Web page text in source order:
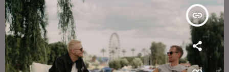
insert_link